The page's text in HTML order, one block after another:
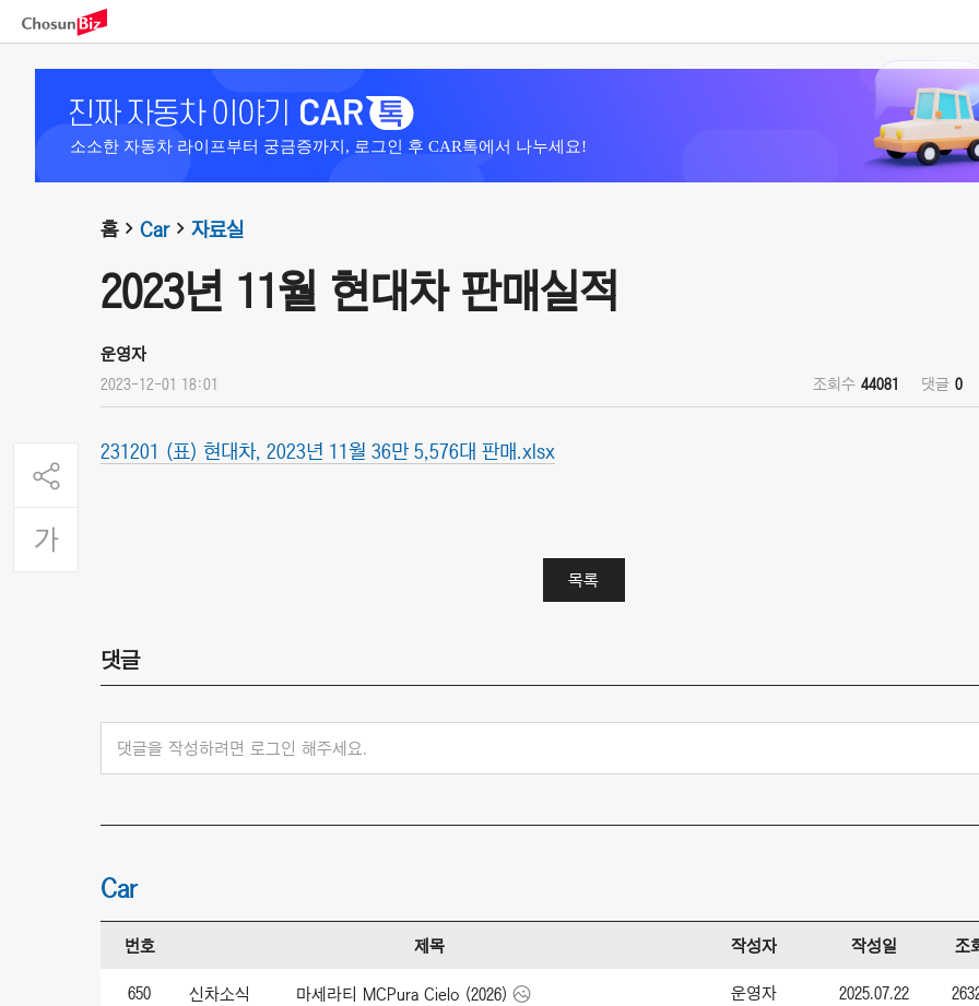
소소한 자동차 라이프부터 궁금증까지, 로그인 후 CAR톡에서 나누세요!
홈 Car 자료실
2023년 11월 현대차 판매실적
운영자
2023-12-01 18:01 조회수 44081 댓글 0
231201 (표) 현대차, 2023년 11월 36만 5,576대 판매.xlsx
목록
댓글
댓글을 작성하려면 로그인 해주세요.
Car
번호 제목 작성자 작성일 조
650 신차소식 마세라티 MCPura Cielo (2026) 운영자 2025.07.22